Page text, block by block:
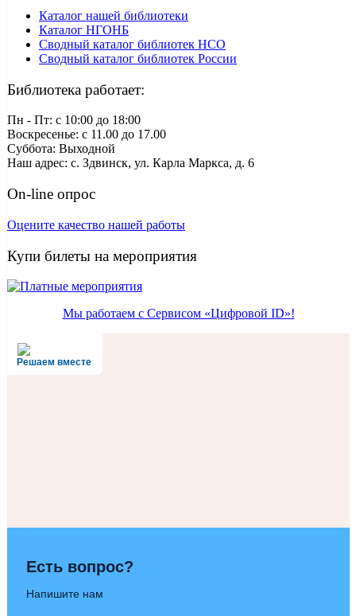
Каталог нашей библиотеки
Каталог НГОНБ
Сводный каталог библиотек НСО
Сводный каталог библиотек России
Библиотека работает:
Пн - Пт: c 10:00 до 18:00
Воскресенье: с 11.00 до 17.00
Суббота: Выходной
Наш адрес: с. Здвинск, ул. Карла Маркса, д. 6
On-line опрос
Оцените качество нашей работы
Купи билеты на мероприятия
Мы работаем с Сервисом «Цифровой ID»!
Решаем вместе
Есть вопрос?
Напишите нам